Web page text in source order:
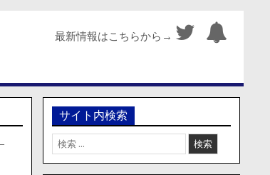
最新情報はこちらから→
サイト内検索
検
索: